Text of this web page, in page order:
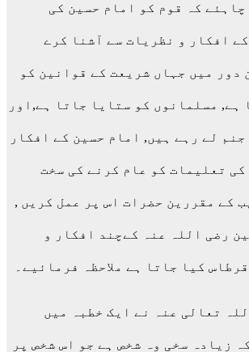
چاہئے کہ قوم کو امام حسین کی
افکار و نظریات سے آشنا کرے
دور میں جہاں شریعت کے قوانین کو
ہے, مسلمانوں کو ستایا جاتا ہے,اور
لے رہے ہیں, امام حسین کے افکار
کی تعلیمات کو عام کرنے کی سخت
کے مقررین حضرات اس پر عمل کریں ,
رضی اللہ عنہ کےچند افکار و
کیا جاتا ہے ملاحظہ فرمائیے۔
تعالی عنہ نے ایک خطبہ میں
زیادہ سخی وہ شخص ہے جو اس شخص پر